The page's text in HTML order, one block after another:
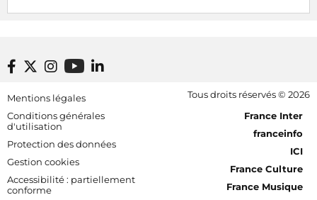
Footer bottom
Mentions légales
Conditions générales
d'utilisation
Protection des données
Gestion cookies
Accessibilité : partiellement
conforme
Tous droits réservés © 2026
[RDF] Pied de page - Mobile
France Inter
franceinfo
ICI
France Culture
France Musique